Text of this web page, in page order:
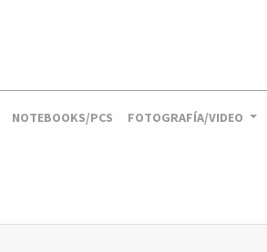
NOTEBOOKS/PCS FOTOGRAFÍA/VIDEO